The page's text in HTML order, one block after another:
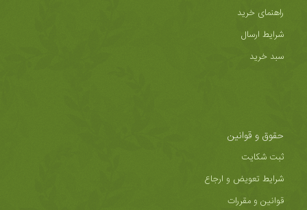
راهنمای خرید
شرایط ارسال
سبد خرید
حقوق و قوانین
ثبت شکایت
شرایط تعویض و ارجاع
قوانین و مقررات